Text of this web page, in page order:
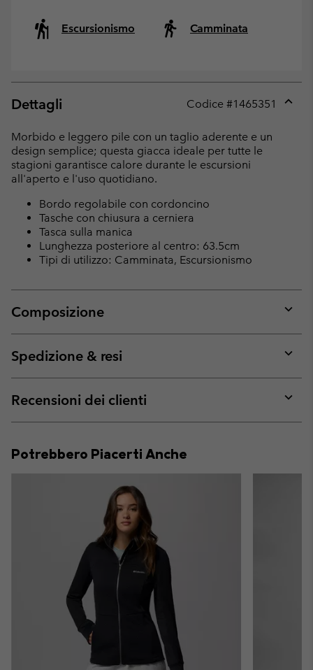
Escursionismo Camminata
Dettagli Codice #1465351
Morbido e leggero pile con un taglio aderente e un
design semplice; questa giacca ideale per tutte le
stagioni garantisce calore durante le escursioni
all'aperto e l'uso quotidiano.
Bordo regolabile con cordoncino
Tasche con chiusura a cerniera
Tasca sulla manica
Lunghezza posteriore al centro: 63.5cm
Tipi di utilizzo: Camminata, Escursionismo
Composizione
or
Spedizione & resi
or
Recensioni dei clienti
or
Potrebbero Piacerti Anche